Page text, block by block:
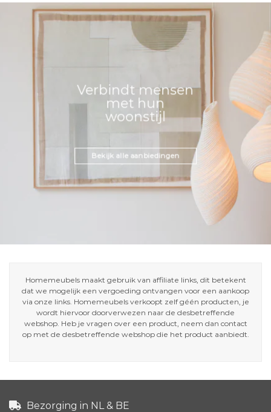
Verbindt mensen
met hun
woonstijl
Bekijk alle aanbiedingen
Homemeubels maakt gebruik van affiliate links, dit betekent
dat we mogelijk een vergoeding ontvangen voor een aankoop
via onze links. Homemeubels verkoopt zelf géén producten, je
wordt hiervoor doorverwezen naar de desbetreffende
webshop. Heb je vragen over een product, neem dan contact
op met de desbetreffende webshop die het product aanbiedt.
Bezorging in NL & BE